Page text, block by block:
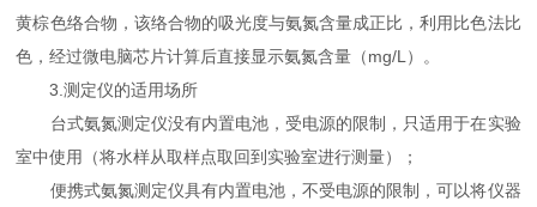
黄棕色络合物，该络合物的吸光度与氨氮含量成正比，利用比色法比
色，经过微电脑芯片计算后直接显示氨氮含量（mg/L）。
3.测定仪的适用场所
台式氨氮测定仪没有内置电池，受电源的限制，只适用于在实验
室中使用（将水样从取样点取回到实验室进行测量）；
便携式氨氮测定仪具有内置电池，不受电源的限制，可以将仪器